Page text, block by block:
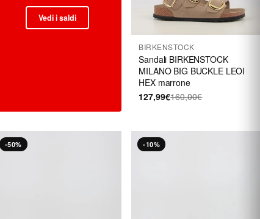
Vedi i saldi
BIRKENSTOCK
Sandali BIRKENSTOCK
MILANO BIG BUCKLE LEOI
HEX marrone
127,99€160,00€
-50% -10%